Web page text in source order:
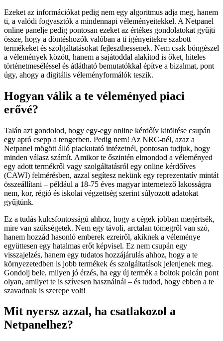
Ezeket az információkat pedig nem egy algoritmus adja meg, hanem
ti, a valódi fogyasztók a mindennapi véleményeitekkel. A Netpanel
online panelje pedig pontosan ezeket az értékes gondolatokat gyűjti
össze, hogy a döntéshozók valóban a ti igényeitekre szabott
termékeket és szolgáltatásokat fejleszthessenek. Nem csak böngészel
a vélemények között, hanem a sajátoddal alakítod is őket, hiteles
történetmeséléssel és átlátható bemutatókkal építve a bizalmat, pont
úgy, ahogy a digitális véleményformálók teszik.
Hogyan válik a te véleményed piaci
erővé?
Talán azt gondolod, hogy egy-egy online kérdőív kitöltése csupán
egy apró csepp a tengerben. Pedig nem! Az NRC-nél, azaz a
Netpanel mögött álló piackutató intézetnél, pontosan tudjuk, hogy
minden válasz számít. Amikor te őszintén elmondod a véleményed
egy adott termékről vagy szolgáltatásról egy online kérdőíves
(CAWI) felmérésben, azzal segítesz nekünk egy reprezentatív mintát
összeállítani – például a 18-75 éves magyar internetező lakosságra
nem, kor, régió és iskolai végzettség szerint súlyozott adatokat
gyűjtünk.
Ez a tudás kulcsfontosságú ahhoz, hogy a cégek jobban megértsék,
mire van szükségetek. Nem egy távoli, arctalan tömegről van szó,
hanem hozzád hasonló emberek ezreiről, akiknek a véleménye
együttesen egy hatalmas erőt képvisel. Ez nem csupán egy
visszajelzés, hanem egy tudatos hozzájárulás ahhoz, hogy a te
környezetedben is jobb termékek és szolgáltatások jelenjenek meg.
Gondolj bele, milyen jó érzés, ha egy új termék a boltok polcán pont
olyan, amilyet te is szívesen használnál – és tudod, hogy ebben a te
szavadnak is szerepe volt!
Mit nyersz azzal, ha csatlakozol a
Netpanelhez?